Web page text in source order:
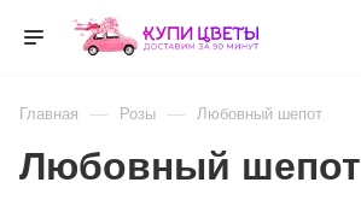
Главная — Розы — Любовный шепот
Любовный шепот